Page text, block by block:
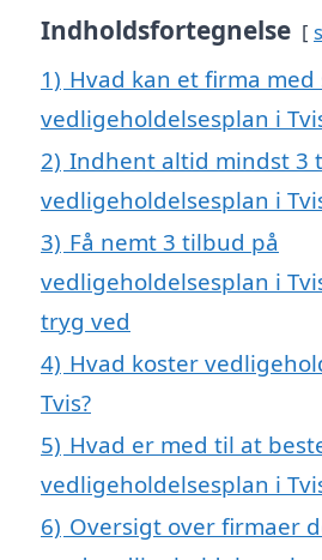
Indholdsfortegnelse
1) Hvad kan et firma med
vedligeholdelsesplan i
2) Indhent altid mindst 3
vedligeholdelsesplan i
3) Få nemt 3 tilbud på
vedligeholdelsesplan i
tryg ved
4) Hvad koster
Tvis?
5) Hvad er med til at
vedligeholdelsesplan i
6) Oversigt over firmaer